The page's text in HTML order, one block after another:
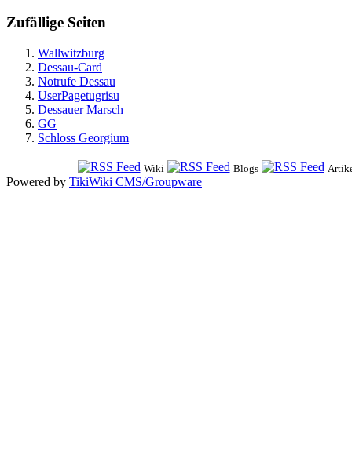
Zufällige Seiten
Wallwitzburg
Dessau-Card
Notrufe Dessau
UserPagetugrisu
Dessauer Marsch
GG
Schloss Georgium
Wiki Blogs
Powered by TikiWiki CMS/Groupware